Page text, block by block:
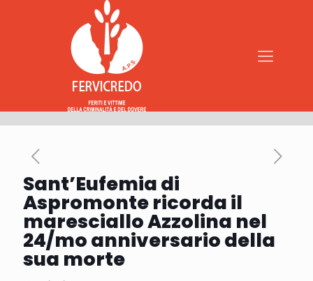
Sant’Eufemia di
Aspromonte ricorda il
maresciallo Azzolina nel
24/mo anniversario della
sua morte